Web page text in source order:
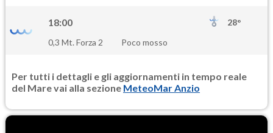
18:00
28°
0,3 Mt. Forza 2
Poco mosso
Per tutti i dettagli e gli aggiornamenti in tempo reale
del Mare vai alla sezione MeteoMar Anzio